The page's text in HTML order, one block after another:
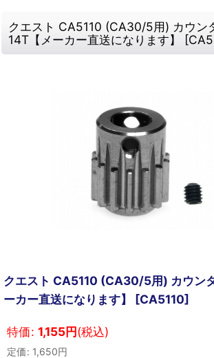
クエスト CA5110 (CA30/5用) カウン
14T【メーカー直送になります】 [
クエスト CA5110 (CA30/5用) カウン
ーカー直送になります】 [CA5110]
特価: 1,155円(税込)
定価: 1,650円